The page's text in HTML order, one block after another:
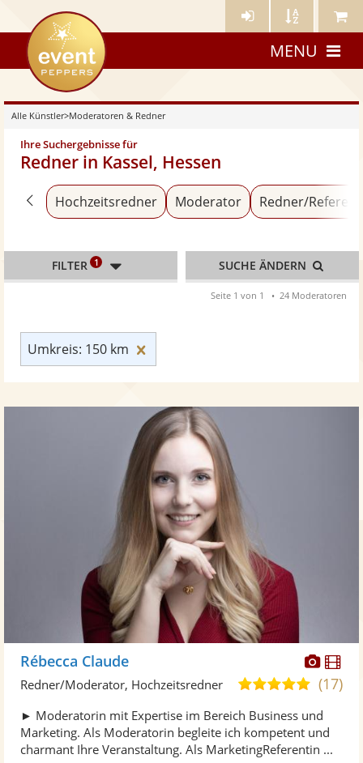
Künstler- Künstler Meine
eventpeppers
MENU
Alle Künstler>Moderatoren & Redner
Ihre Suchergebnisse für
Redner in Kassel, Hessen
Zurück zu «Alle Künstler»
Hochzeitsredner Moderator Redner/Referent
Umkreis: 150 km
FILTER 1 SUCHE ÄNDERN
Seite 1 von 1 24 Moderatoren
Fotos
Rébecca Claude
5,0
5
Sternen
(17)
Redner/Moderator, Hochzeitsredner
► Moderatorin mit Expertise im Bereich Business und
Marketing. Als Moderatorin begleite ich kompetent und
charmant Ihre Veranstaltung. Als MarketingReferentin ...